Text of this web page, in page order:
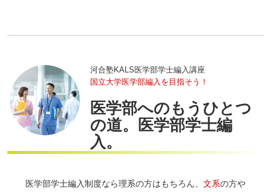
河合塾KALS医学部学士編入講座
国立大学医学部編入を目指そう！
医学部へのもうひとつ
の道。医学部学士編
入。
医学部学士編入制度なら理系の方はもちろん、 文系の方や